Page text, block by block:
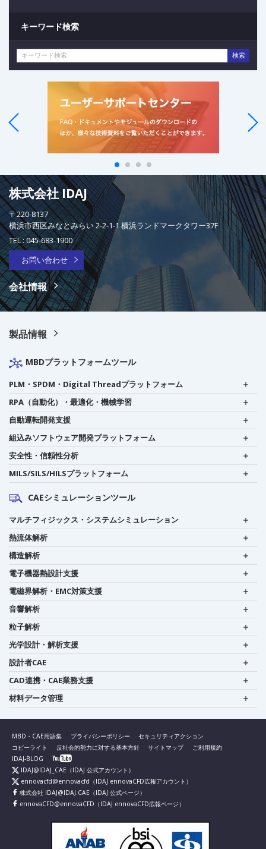
キーワード検索
検索
株式会社 IDAJ
〒220-8137
横浜市西区みなとみらい 2-2-1-1 横浜ランドマークタワー37F
TEL :045-683-1900
お問い合わせ
会社情報
製品情報
MBDプラットフォームツール
PLM・SPDM・Digital Threadプラットフォーム
RPA（自動化）・最適化・機械学習
自動運転開発支援
組込みソフトウェア開発プラットフォーム
安全性・信頼性分析
MILS/SILS/HILSプラットフォーム
CAEシミュレーションツール
マルチフィジックス・システムシミュレーション
熱流体解析
構造解析
電子機器熱設計支援
電磁界解析・EMC対策支援
音響解析
粒子解析
光学設計・解析支援
設計者CAE
CAD連携・CAE業務支援
材料データ管理
MBD・CAE用語集 プライバシーポリシー
セキュリティアクション
コピーライト
反社会的勢力に対する基本方針 サイトマップ
ご利用規約
IDAJ-BLOG
IDAJ@IDAJ_CAE （IDAJ 公式アカウント）
ennovacfd@ennovacfd （IDAJ ennovaCFD広報アカウント）
株式会社 IDAJ@IDAJ.CAE （IDAJ 公式ページ）
ennovaCFD@ennovaCFD （IDAJ ennovaCFD広報ページ）